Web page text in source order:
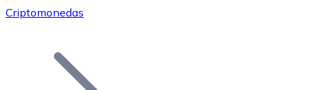
Únete a nuestra red de distribuidores.
Añade tu proyecto a nuestro ecosistema.
Criptomonedas